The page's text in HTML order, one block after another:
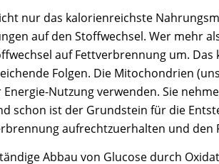
nur das kalorienreichste
auf den Stoffwechsel. Wer mehr
auf Fettverbrennung um.
Folgen. Die Mitochondrien
Energie-Nutzung verwenden. Sie
schon ist der Grundstein für die
aufrechtzuerhalten und den
Abbau von Glucose durch